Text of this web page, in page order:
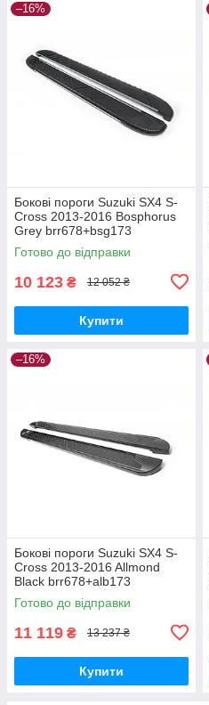
–16%
Бокові пороги Suzuki SX4 S-
Cross 2013-2016 Bosphorus
Grey brr678+bsg173
Готово до відправки
10 123 ₴ 12 052 ₴
Купити
–16%
Бокові пороги Suzuki SX4 S-
Cross 2013-2016 Allmond
Black brr678+alb173
Готово до відправки
11 119 ₴ 13 237 ₴
Купити